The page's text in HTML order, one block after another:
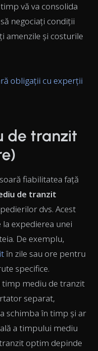
vă va consolida
negociați condiții
amenzile și costurile
obligații cu experții
de tranzit
fiabilitatea față
de tranzit
dvs. Acest
expedierea unei
De exemplu,
în zile sau ore pentru
specifice.
timp mediu de tranzit
separat,
schimba în timp și ar
a timpului mediu
optim depinde